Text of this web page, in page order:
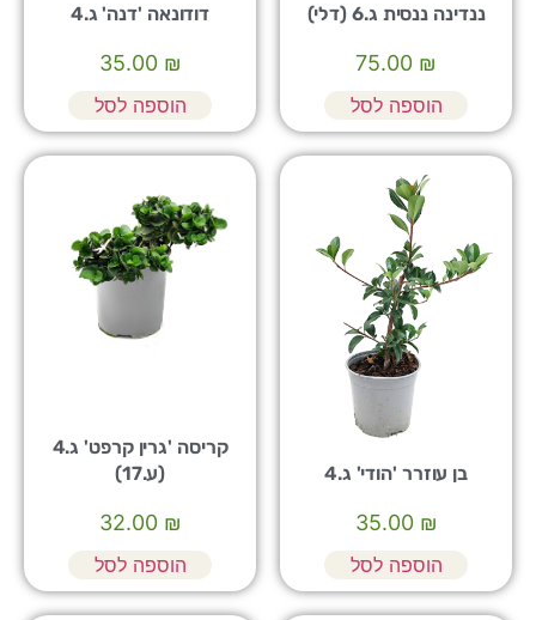
ננדינה ננסית ג.6 (דלי)
₪
הוספה לסל
דודונאה 'דנה' ג.4
₪
35.00
הוספה לסל
בן עוזרר 'הודי' ג.4
₪
35.00
הוספה לסל
קריסה 'גרין קרפט' ג.4
(ע.17)
₪
32.00
הוספה לסל